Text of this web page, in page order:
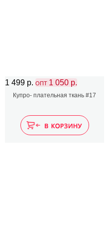
1 499 р. ОПТ 1 050 р.
Купро- плательная ткань #17